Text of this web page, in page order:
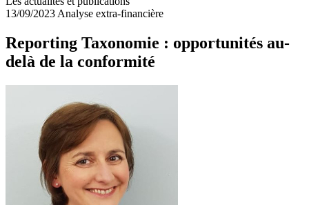
13/09/2023 Analyse extra-financière
Reporting Taxonomie : opportunités au-
delà de la conformité